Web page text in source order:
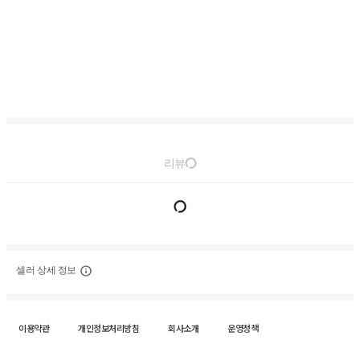
리뷰
셀러 상세 정보
이용약관 개인정보처리방침 회사소개
운영정책